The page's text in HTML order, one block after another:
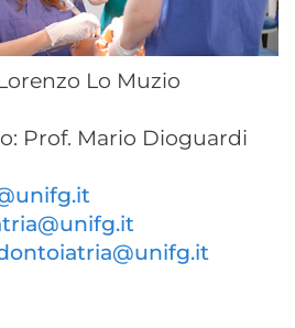
Lo Muzio
Prof. Mario Dioguardi